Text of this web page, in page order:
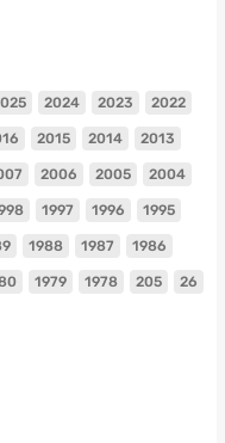
2024 2023 2022
2015 2014 2013
2006 2005 2004
1997 1996 1995
1988 1987 1986
1979 1978 205 26